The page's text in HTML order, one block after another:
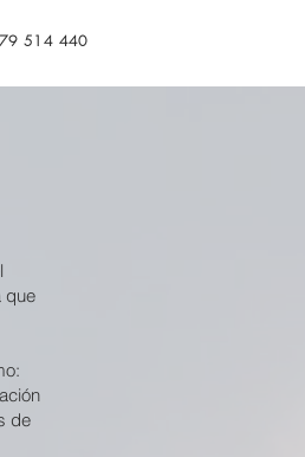
514 440
que
de